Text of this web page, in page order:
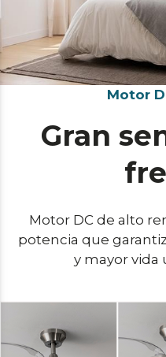
Motor
Gran
Motor DC de alto
potencia que
y mayor vida